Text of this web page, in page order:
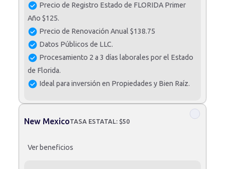
Precio de Registro Estado de FLORIDA Primer
Año $125.
Precio de Renovación Anual $138.75
Datos Públicos de LLC.
Procesamiento 2 a 3 días laborales por el Estado
de Florida.
Ideal para inversión en Propiedades y Bien Raíz.
New MexicoTASA ESTATAL: $50
Ver beneficios